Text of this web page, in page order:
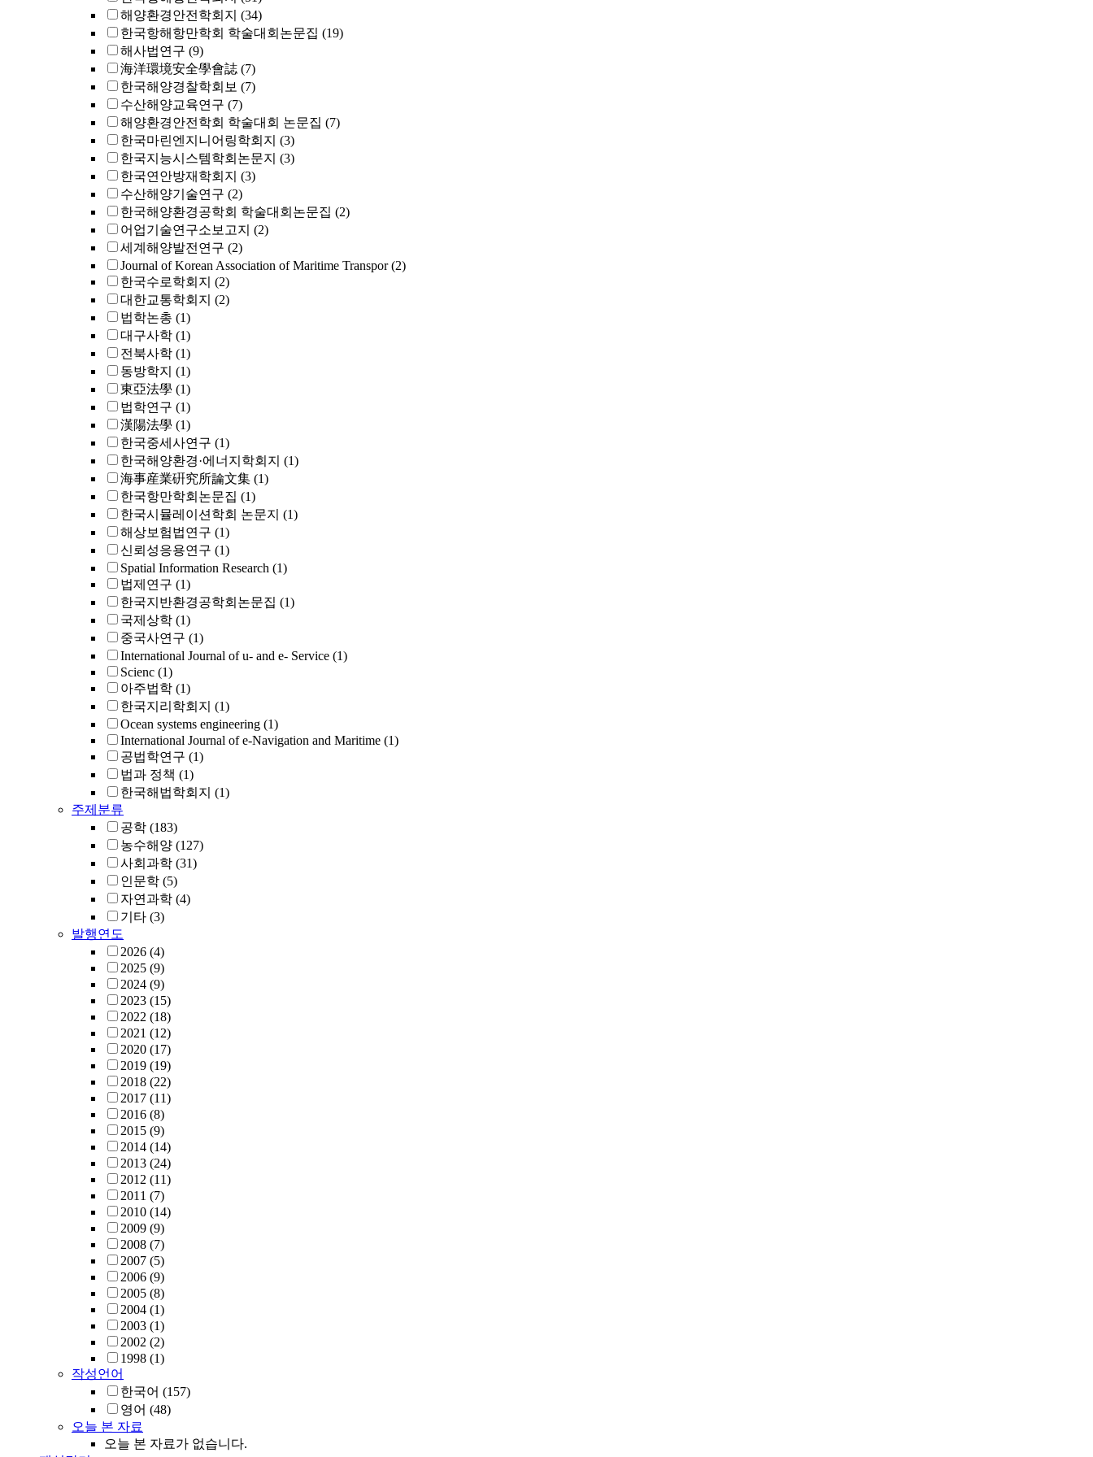
해양환경안전학회지 (34)
한국항해항만학회 학술대회논문집 (19)
해사법연구 (9)
海洋環境安全學會誌 (7)
한국해양경찰학회보 (7)
수산해양교육연구 (7)
해양환경안전학회 학술대회 논문집 (7)
한국마린엔지니어링학회지 (3)
한국지능시스템학회논문지 (3)
한국연안방재학회지 (3)
수산해양기술연구 (2)
한국해양환경공학회 학술대회논문집 (2)
어업기술연구소보고지 (2)
세계해양발전연구 (2)
Journal of Korean Association of Maritime Transpor (2)
한국수로학회지 (2)
대한교통학회지 (2)
법학논총 (1)
대구사학 (1)
전북사학 (1)
동방학지 (1)
東亞法學 (1)
법학연구 (1)
漢陽法學 (1)
한국중세사연구 (1)
한국해양환경·에너지학회지 (1)
海事産業硏究所論文集 (1)
한국항만학회논문집 (1)
한국시뮬레이션학회 논문지 (1)
해상보험법연구 (1)
신뢰성응용연구 (1)
Spatial Information Research (1)
법제연구 (1)
한국지반환경공학회논문집 (1)
국제상학 (1)
중국사연구 (1)
International Journal of u- and e- Service (1)
Scienc (1)
아주법학 (1)
한국지리학회지 (1)
Ocean systems engineering (1)
International Journal of e-Navigation and Maritime (1)
공법학연구 (1)
법과 정책 (1)
한국해법학회지 (1)
주제분류
공학 (183)
농수해양 (127)
사회과학 (31)
인문학 (5)
자연과학 (4)
기타 (3)
발행연도
2026 (4)
2025 (9)
2024 (9)
2023 (15)
2022 (18)
2021 (12)
2020 (17)
2019 (19)
2018 (22)
2017 (11)
2016 (8)
2015 (9)
2014 (14)
2013 (24)
2012 (11)
2011 (7)
2010 (14)
2009 (9)
2008 (7)
2007 (5)
2006 (9)
2005 (8)
2004 (1)
2003 (1)
2002 (2)
1998 (1)
작성언어
한국어 (157)
영어 (48)
오늘 본 자료
오늘 본 자료가 없습니다.